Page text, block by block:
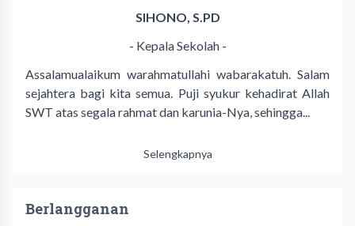
SIHONO, S.PD
- Kepala Sekolah -
Assalamualaikum warahmatullahi wabarakatuh. Salam
sejahtera bagi kita semua. Puji syukur kehadirat Allah
SWT atas segala rahmat dan karunia-Nya, sehingga...
Selengkapnya
Berlangganan